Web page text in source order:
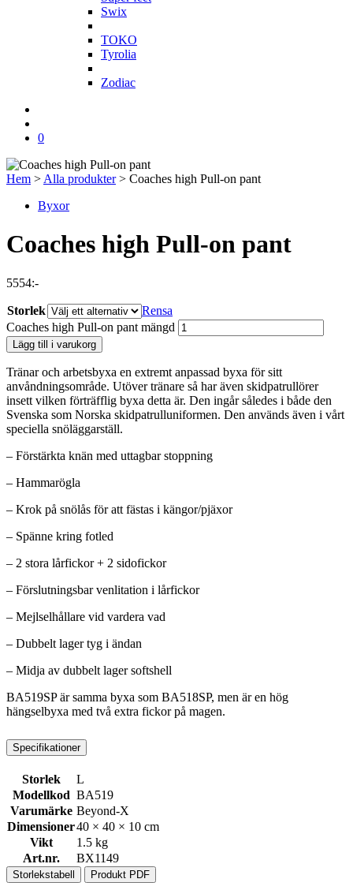
Swix
TOKO
Tyrolia
Zodiac
0
Hem > Alla produkter> Coaches high Pull-on pant
Byxor
Coaches high Pull-on pant
5554:-
Storlek
Rensa
Coaches high Pull-on pant mängd
Lägg till i varukorg
Tränar och arbetsbyxa en extremt anpassad byxa för sitt
anvåndningsområde. Utöver tränare så har även skidpatrullörer
insett vilken förträfflig byxa detta är. Den ingår således i både den
Svenska som Norska skidpatrulluniformen. Den används även i vårt
speciella snöläggarställ.
– Förstärkta knän med uttagbar stoppning
– Hammarögla
– Krok på snölås för att fästas i kängor/pjäxor
– Spänne kring fotled
– 2 stora lårfickor + 2 sidofickor
– Förslutningsbar venlitation i lårfickor
– Mejlselhållare vid vardera vad
– Dubbelt lager tyg i ändan
– Midja av dubbelt lager softshell
BA519SP är samma byxa som BA518SP, men är en hög
hängselbyxa med två extra fickor på magen.
Specifikationer
Storlek
L
Modellkod BA519
Varumärke Beyond-X
Dimensioner40 × 40 × 10 cm
Vikt
1.5 kg
Art.nr.
BX1149
Storlekstabell Produkt PDF